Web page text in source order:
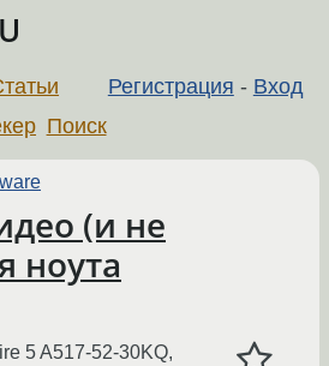
Регистрация - Вход
Поиск
(и не
ноута
5 A517-52-30KQ,